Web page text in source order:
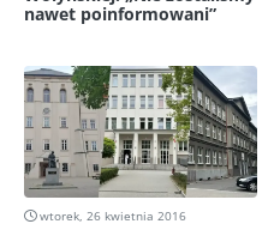
nawet poinformowani”
wtorek, 26 kwietnia 2016